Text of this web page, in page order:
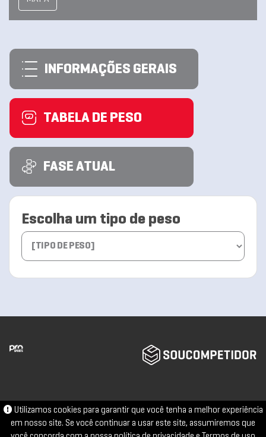
INFORMAÇÕES GERAIS
TABELA DE PESO
FASE ATUAL
Escolha um tipo de peso
Utilizamos cookies para garantir que você tenha a melhor experiência
em nosso site. Se você continuar a usar este site, assumiremos que